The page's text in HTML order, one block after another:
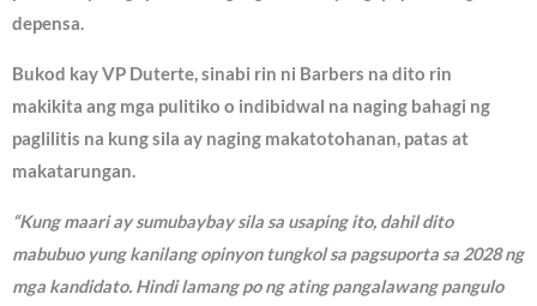
depensa.
Bukod kay VP Duterte, sinabi rin ni Barbers na dito rin
makikita ang mga pulitiko o indibidwal na naging bahagi ng
paglilitis na kung sila ay naging makatotohanan, patas at
makatarungan.
“Kung maari ay sumubaybay sila sa usaping ito, dahil dito
mabubuo yung kanilang opinyon tungkol sa pagsuporta sa 2028 ng
mga kandidato. Hindi lamang po ng ating pangalawang pangulo